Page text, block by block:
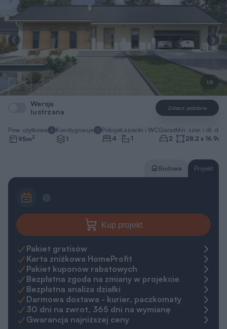
1/8
Wersja
lustrzana
Zobacz podobne
Pow. użytkowa
95m2
Kondygnacje
1
Pokoje
4
Łazienki i WC
1
Garaż
2
Min. szer. i dł.
28,2 x 16,9m
Budowa Projekt
Kup projekt
Pakiet gratisów
Karta zniżkowa HomeProfit
Pakiet kuponów rabatowych
Bezpłatna zgoda na zmiany w projekcie
Bezpłatna analiza działki
Darmowa dostawa - kurier, paczkomaty
30 dni na zwrot, 365 dni na wymianę
Gwarancja najniższej ceny